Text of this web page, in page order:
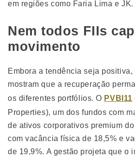
em regiões como Faria Lima e JK.
Nem todos FIIs
movimento
Embora a tendência seja
mostram que a recuperação
os diferentes portfólios. O PVBI11
Properties), um dos fundos com
de ativos corporativos premium
com vacância física de 18,5% e
de 19,9%. A gestão projeta que o